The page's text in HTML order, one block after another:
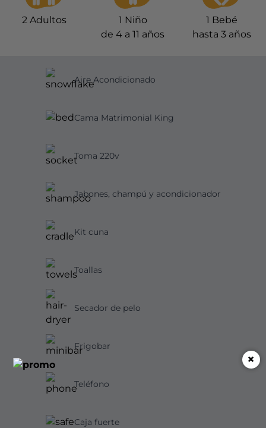
2 Adultos 1 Niño
de 4 a 11 años
1 Bebé
hasta 3 años
Aire Acondicionado
Cama Matrimonial King
Toma 220v
Jabones, champú y acondicionador
Kit cuna
Toallas
Secador de pelo
Frigobar
Teléfono
Caja fuerte
×